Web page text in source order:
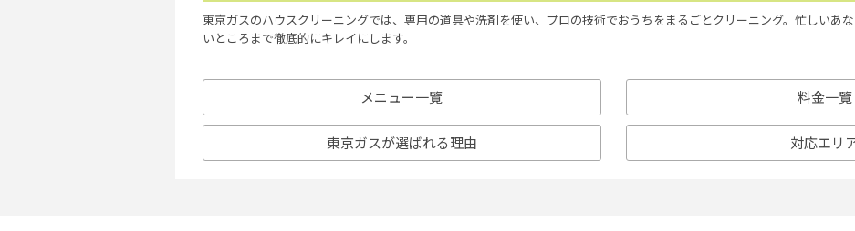
東京ガスのハウスクリーニングでは、専用の道具や洗剤を使い、プロの技術でおうちをまるごとクリーニング。忙しいあ
いところまで徹底的にキレイにします。
メニュー一覽 料金一覽
東京ガスが選ばれる理由 対応エリ